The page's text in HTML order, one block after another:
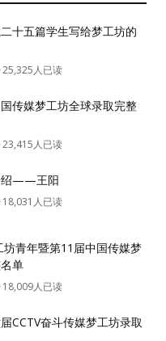
忘记密码?
十五篇学生写给梦工坊的
25,325人已读
国传媒梦工坊全球录取完整
23,415人已读
绍——王阳
18,031人已读
坊青年暨第11届中国传媒梦
单
18,009人已读
CCTV奋斗传媒梦工坊录取